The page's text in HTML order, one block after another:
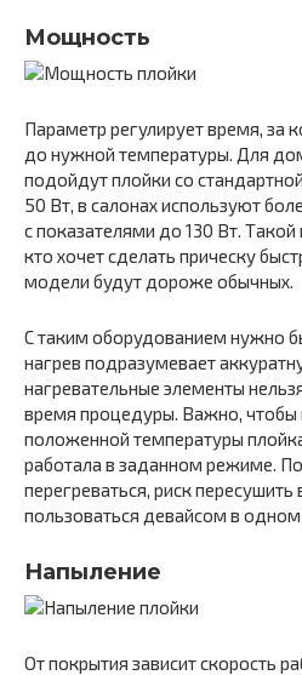
Мощность
Параметр регулирует время, за
до нужной температуры. Для
подойдут плойки со
50 Вт, в салонах используют
с показателями до 130 Вт.
кто хочет сделать прическу
модели будут дороже обычных.
С таким оборудованием нужно
нагрев подразумевает
нагревательные элементы
время процедуры. Важно, чтобы
положенной температуры
работала в заданном режиме.
перегреваться, риск
пользоваться девайсом в
Напыление
От покрытия зависит скорость